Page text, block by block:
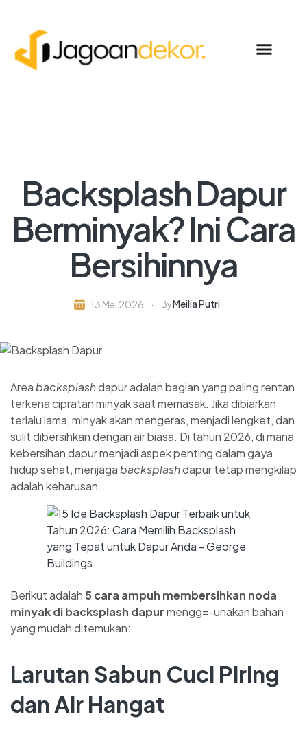
Backsplash Dapur
Berminyak? Ini Cara
Bersihinnya
13 Mei 2026 ByMeilia Putri
Areabacksplashdapur adalah bagian yang paling rentan
terkena cipratan minyak saat memasak. Jika dibiarkan
terlalu lama, minyak akan mengeras, menjadi lengket, dan
sulit dibersihkan dengan air biasa. Di tahun 2026, di mana
kebersihan dapur menjadi aspek penting dalam gaya
hidup sehat, menjagabacksplashdapur tetap mengkilap
adalah keharusan.
Berikut adalah 5 cara ampuh membersihkan noda
minyak di backsplash dapurmengg=-unakan bahan
yang mudah ditemukan:
Larutan Sabun Cuci Piring
dan Air Hangat